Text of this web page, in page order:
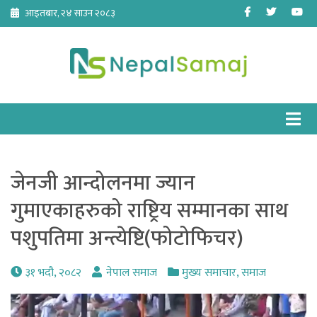
Skip
content
आइतबार, २४ साउन २०८३ Facebook
Twitter
जेनजी आन्दोलनमा ज्यान
गुमाएकाहरुको राष्ट्रिय सम्मानका साथ
पशुपतिमा अन्त्येष्टि(फोटोफिचर)
३१ भदौ, २०८२ नेपाल समाज मुख्य समाचार,समाज